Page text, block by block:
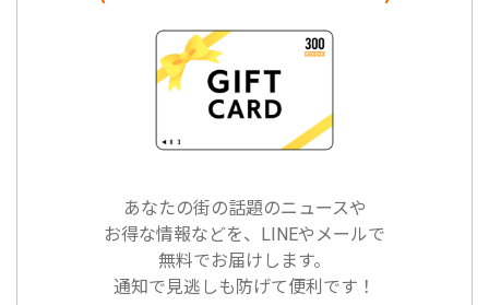
あなたの街の話題のニュースや
お得な情報などを、LINEやメールで
無料でお届けします。
通知で見逃しも防げて便利です！